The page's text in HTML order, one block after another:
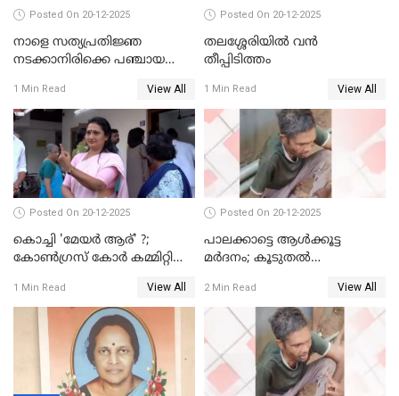
Posted On 20-12-2025
നാളെ സത്യപ്രതിജ്ഞ
നടക്കാനിരിക്കെ പഞ്ചായത്ത്
1 Min Read View All
Posted On 20-12-2025
തലശ്ശേരിയിൽ വൻ
തീപ്പിടിത്തം
1 Min Read View All
Posted On 20-12-2025
കൊച്ചി 'മേയർ ആര്' ?;
കോണ്‍ഗ്രസ് കോര്‍ കമ്മിറ്റി
1 Min Read View All
Posted On 20-12-2025
പാലക്കാട്ടെ ആള്‍ക്കൂട്ട
മര്‍ദനം; കൂടുതല്‍
അംഗ സംഘമെന്ന് വിവരം
2 Min Read View All